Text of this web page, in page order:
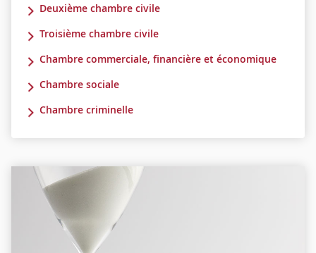
Deuxième chambre civile
Troisième chambre civile
Chambre commerciale, financière et économique
Chambre sociale
Chambre criminelle